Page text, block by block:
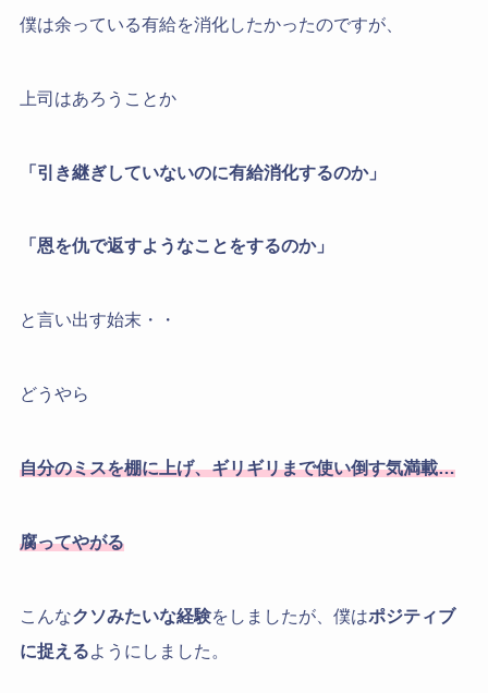
僕は余っている有給を消化したかったのですが、
上司はあろうことか
「引き継ぎしていないのに有給消化するのか」
「恩を仇で返すようなことをするのか」
と言い出す始末・・
どうやら
自分のミスを棚に上げ、ギリギリまで使い倒す気満載…
腐ってやがる
こんなクソみたいな経験をしましたが、僕はポジティブ
に捉えるようにしました。